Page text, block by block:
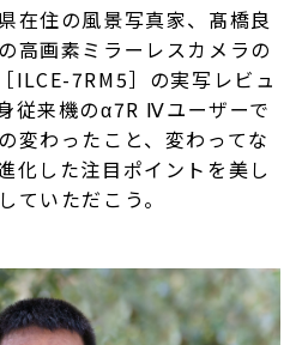
在住の風景写真家、髙橋良
高画素ミラーレスカメラの
ILCE-7RM5］の実写レビュ
従来機のα7R Ⅳユーザーで
変わったこと、変わってな
化した注目ポイントを美し
ていただこう。